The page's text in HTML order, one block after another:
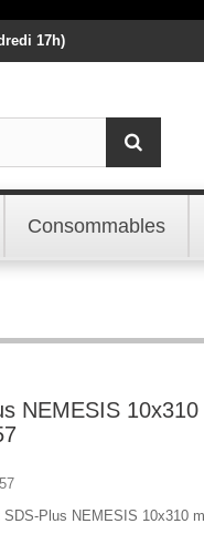
17h)
Consommables
NEMESIS
SDS-Plus NEMESIS 10x310